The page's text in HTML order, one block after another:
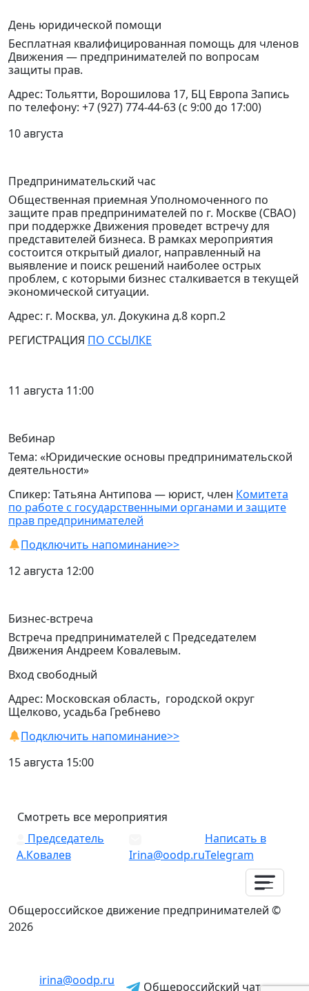
День юридической помощи
Бесплатная квалифицированная помощь для членов
Движения — предпринимателей по вопросам
защиты прав.
Адрес: Тольятти, Ворошилова 17, БЦ Европа Запись
по телефону: +7 (927) 774-44-63 (с 9:00 до 17:00)
10 августа
Предпринимательский час
Общественная приемная Уполномоченного по
защите прав предпринимателей по г. Москве (СВАО)
при поддержке Движения проведет встречу для
представителей бизнеса. В рамках мероприятия
состоится открытый диалог, направленный на
выявление и поиск решений наиболее острых
проблем, с которыми бизнес сталкивается в текущей
экономической ситуации.
Адрес: г. Москва, ул. Докукина д.8 корп.2
РЕГИСТРАЦИЯ ПО ССЫЛКЕ
11 августа 11:00
Вебинар
Тема: «Юридические основы предпринимательской
деятельности»
Спикер: Татьяна Антипова — юрист, член Комитета
по работе с государственными органами и защите
прав предпринимателей
Подключить напоминание>>
12 августа 12:00
Бизнес-встреча
Встреча предпринимателей с Председателем
Движения Андреем Ковалевым.
Вход свободный
Адрес: Московская область, городской округ
Щелково, усадьба Гребнево
Подключить напоминание>>
15 августа 15:00
Смотреть все мероприятия
Председатель
А.Ковалев
Irina@oodp.ru
Написать в
Telegram
Общероссийское движение предпринимателей ©
2026
irina@oodp.ru Общероссийский чат